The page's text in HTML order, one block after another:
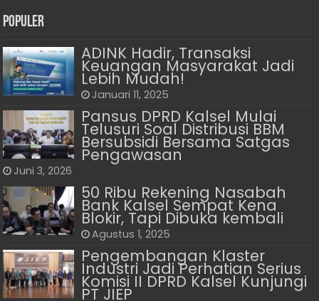
Populer
ADINK Hadir, Transaksi
Keuangan Masyarakat Jadi
Lebih Mudah!
Januari 11, 2025
Pansus DPRD Kalsel Mulai
Telusuri Soal Distribusi BBM
Bersubsidi Bersama Satgas
Pengawasan
Juni 3, 2026
50 Ribu Rekening Nasabah
Bank Kalsel Sempat Kena
Blokir, Tapi Dibuka kembali
Agustus 1, 2025
Pengembangan Klaster
Industri Jadi Perhatian Serius
Komisi II DPRD Kalsel Kunjungi
PT JIEP